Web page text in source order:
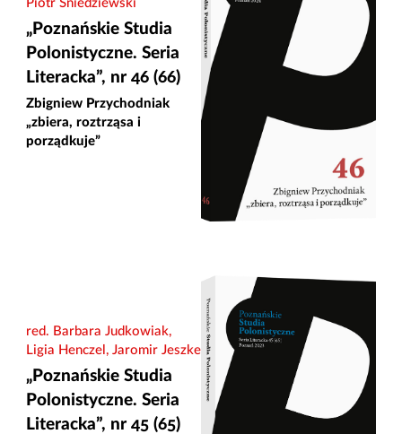
Piotr Śniedziewski
„Poznańskie Studia
Polonistyczne. Seria
Literacka”, nr 46 (66)
Zbigniew Przychodniak
„zbiera, roztrząsa i
porządkuje”
red. Barbara Judkowiak,
Ligia Henczel, Jaromir Jeszke
„Poznańskie Studia
Polonistyczne. Seria
Literacka”, nr 45 (65)